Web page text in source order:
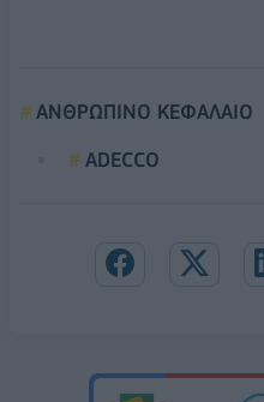
ΑΝΘΡΩΠΙΝΟ ΚΕΦΑΛΑΙΟ
ADECCO